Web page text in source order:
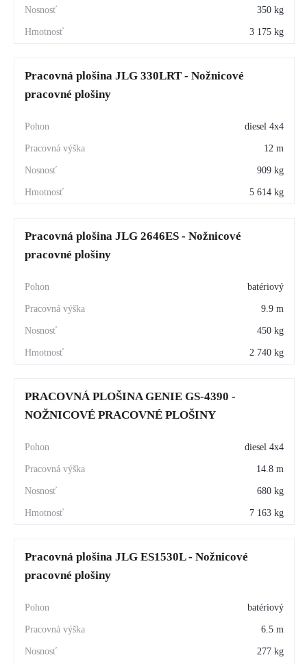
350 kg
3 175 kg
Pracovná plošina JLG 330LRT - Nožnicové
pracovné plošiny
diesel 4x4
12 m
909 kg
5 614 kg
Pracovná plošina JLG 2646ES - Nožnicové
pracovné plošiny
batériový
9.9 m
450 kg
2 740 kg
PRACOVNÁ PLOŠINA GENIE GS-4390 -
NOŽNICOVÉ PRACOVNÉ PLOŠINY
diesel 4x4
14.8 m
680 kg
7 163 kg
Pracovná plošina JLG ES1530L - Nožnicové
pracovné plošiny
batériový
6.5 m
277 kg